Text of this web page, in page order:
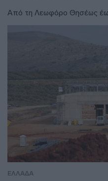
Από τη Λεωφόρο Θησέως
ΕΛΛΑΔΑ